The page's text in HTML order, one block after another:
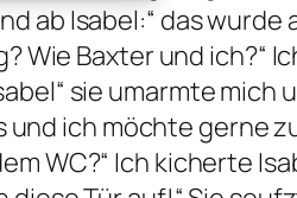
ab Isabel:“ das wurde
Wie Baxter und ich?“
sie umarmte mich
und ich möchte gerne
WC?“ Ich kicherte